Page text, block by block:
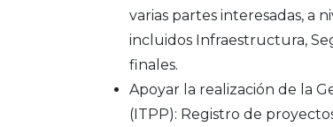
varias partes interesadas, a
incluidos Infraestructura,
finales.
Apoyar la realización de la
(ITPP): Registro de